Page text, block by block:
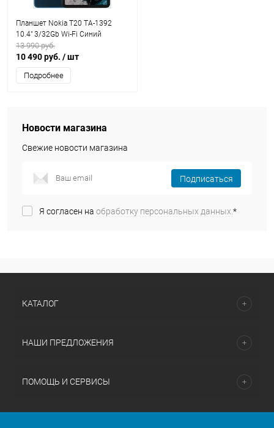
Планшет Nokia T20 TA-1392
10.4" 3/32Gb Wi-Fi Синий
13 990 руб.
10 490 руб. / шт
Подробнее
Новости магазина
Свежие новости магазина
Подписаться
Я согласен на обработку персональных данных.*
КАТАЛОГ
НАШИ ПРЕДЛОЖЕНИЯ
ПОМОЩЬ И СЕРВИСЫ